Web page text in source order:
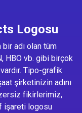
Logosu
adı olan tüm
HBO vb. gibi birçok
Tipo-grafik
şirketinizin adını
fikirlerimiz,
işareti logosu